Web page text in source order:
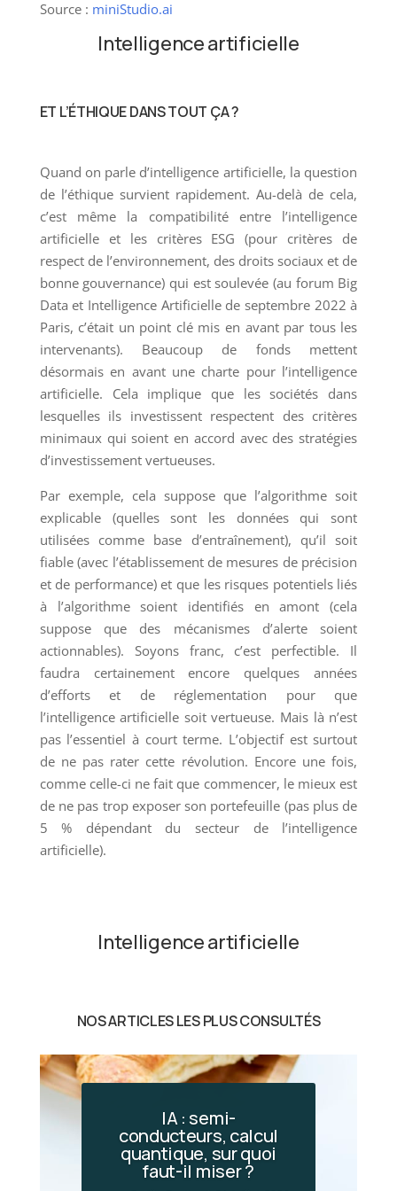
Source : miniStudio.ai
Intelligence artificielle
ET L’ÉTHIQUE DANS TOUT ÇA ?
Quand on parle d’intelligence artificielle, la question
de l’éthique survient rapidement. Au-delà de cela,
c’est même la compatibilité entre l’intelligence
artificielle et les critères ESG (pour critères de
respect de l’environnement, des droits sociaux et de
bonne gouvernance) qui est soulevée (au forum Big
Data et Intelligence Artificielle de septembre 2022 à
Paris, c’était un point clé mis en avant par tous les
intervenants). Beaucoup de fonds mettent
désormais en avant une charte pour l’intelligence
artificielle. Cela implique que les sociétés dans
lesquelles ils investissent respectent des critères
minimaux qui soient en accord avec des stratégies
d’investissement vertueuses.
Par exemple, cela suppose que l’algorithme soit
explicable (quelles sont les données qui sont
utilisées comme base d’entraînement), qu’il soit
fiable (avec l’établissement de mesures de précision
et de performance) et que les risques potentiels liés
à l’algorithme soient identifiés en amont (cela
suppose que des mécanismes d’alerte soient
actionnables). Soyons franc, c’est perfectible. Il
faudra certainement encore quelques années
d’efforts et de réglementation pour que
l’intelligence artificielle soit vertueuse. Mais là n’est
pas l’essentiel à court terme. L’objectif est surtout
de ne pas rater cette révolution. Encore une fois,
comme celle-ci ne fait que commencer, le mieux est
de ne pas trop exposer son portefeuille (pas plus de
5 % dépendant du secteur de l’intelligence
artificielle).
Intelligence artificielle
NOS ARTICLES LES PLUS CONSULTÉS
IA : semi-
conducteurs, calcul
quantique, sur quoi
faut-il miser ?
Incendies en Gironde